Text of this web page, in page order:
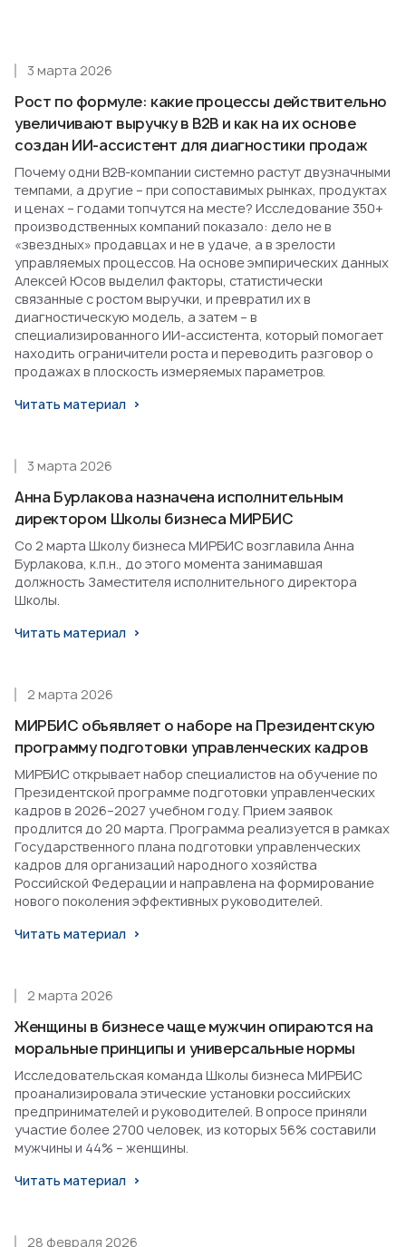
Рост по формуле: какие процессы действительно
увеличивают выручку в B2B и как на их основе
создан ИИ-ассистент для диагностики продаж
3 марта 2026
Почему одни B2B-компании системно растут двузначными
темпами, а другие – при сопоставимых рынках, продуктах
и ценах – годами топчутся на месте? Исследование 350+
производственных компаний показало: дело не в
«звездных» продавцах и не в удаче, а в зрелости
управляемых процессов. На основе эмпирических данных
Алексей Юсов выделил факторы, статистически
связанные с ростом выручки, и превратил их в
диагностическую модель, а затем – в
специализированного ИИ-ассистента, который помогает
находить ограничители роста и переводить разговор о
продажах в плоскость измеряемых параметров.
Читать материал
Анна Бурлакова назначена исполнительным
директором Школы бизнеса МИРБИС
3 марта 2026
Со 2 марта Школу бизнеса МИРБИС возглавила Анна
Бурлакова, к.п.н., до этого момента занимавшая
должность Заместителя исполнительного директора
Школы.
Читать материал
МИРБИС объявляет о наборе на Президентскую
программу подготовки управленческих кадров
2 марта 2026
МИРБИС открывает набор специалистов на обучение по
Президентской программе подготовки управленческих
кадров в 2026–2027 учебном году. Прием заявок
продлится до 20 марта. Программа реализуется в рамках
Государственного плана подготовки управленческих
кадров для организаций народного хозяйства
Российской Федерации и направлена на формирование
нового поколения эффективных руководителей.
Читать материал
Женщины в бизнесе чаще мужчин опираются на
моральные принципы и универсальные нормы
2 марта 2026
Исследовательская команда Школы бизнеса МИРБИС
проанализировала этические установки российских
предпринимателей и руководителей. В опросе приняли
участие более 2700 человек, из которых 56% составили
мужчины и 44% – женщины.
Читать материал
28 февраля 2026